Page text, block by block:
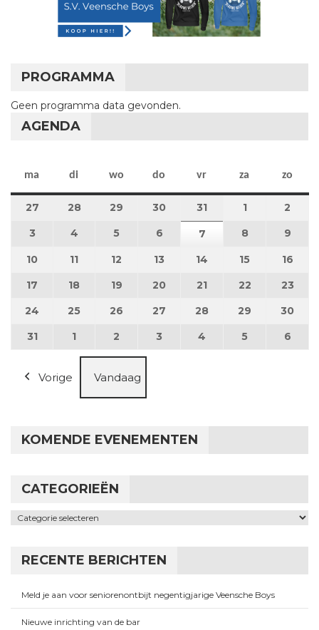
PROGRAMMA
Geen programma data gevonden.
AGENDA
ma maandag
di dinsdag
wo woensdag
do donderdag
vr vrijdag
za zaterdag
zo
27 27 juli 2026
28 28 juli 2026
29 29 juli 2026
30 30 juli 2026
31 31 juli 2026
11 augustus
2
3 3 augustus 2026
4 4 augustus 2026
5 5 augustus 2026
6 6 augustus 2026
7 7 augustus 2026
8 8 augustus
9
10 10 augustus 2026
11 11 augustus 2026
12 12 augustus 2026
13 13 augustus 2026
14 14 augustus 2026
15 15 16
17 17 augustus 2026
18 18 augustus 2026
19 19 augustus 2026
20 20 augustus 2026
21 21 augustus 2026
22 22 23
24 24 augustus 2026
25 25 augustus 2026
26 26 augustus 2026
27 27 augustus 2026
28 28 augustus 2026
29 29 30
3131 augustus 2026
1 1 september 2026
2 2 september 2026
3 3 september 2026
4 4 september 2026
5 5 6
Vorige Vandaag
KOMENDE EVENEMENTEN
CATEGORIEËN
Categorieën
RECENTE BERICHTEN
Meld je aan voor seniorenontbijt negentigjarige Veensche Boys
Nieuwe inrichting van de bar